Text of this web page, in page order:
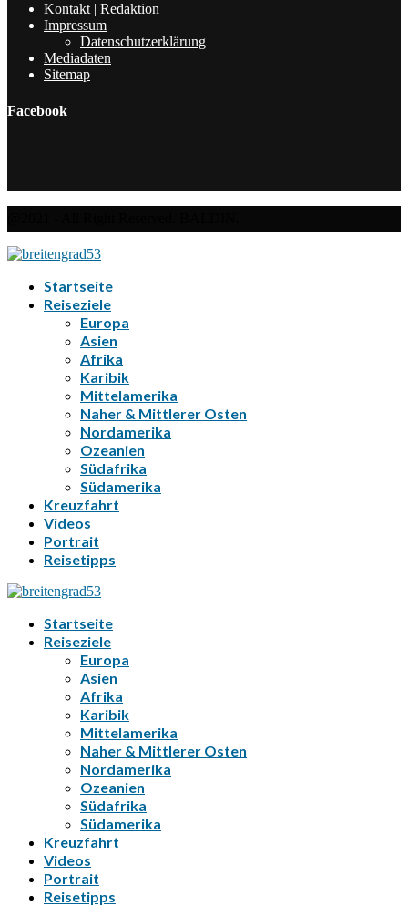
Kontakt | Redaktion
Impressum
Datenschutzerklärung
Mediadaten
Sitemap
Facebook
Startseite
Reiseziele
Europa
Asien
Afrika
Karibik
Mittelamerika
Naher & Mittlerer Osten
Nordamerika
Ozeanien
Südafrika
Südamerika
Kreuzfahrt
Videos
Portrait
Reisetipps
Startseite
Reiseziele
Europa
Asien
Afrika
Karibik
Mittelamerika
Naher & Mittlerer Osten
Nordamerika
Ozeanien
Südafrika
Südamerika
Kreuzfahrt
Videos
Portrait
Reisetipps